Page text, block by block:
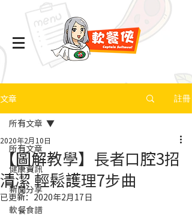
文章 註冊
所有文章
健康資訊
新聞分享
軟餐食譜
所有文章
【圖解教學】長者口腔3招
清潔 輕鬆護理7步曲
2020年2月10日
已更新：2020年2月17日